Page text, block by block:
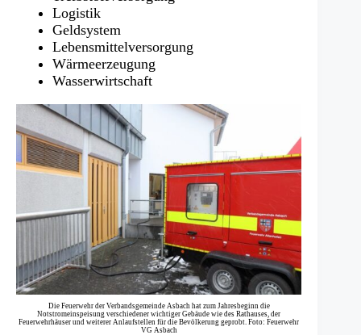
Logistik
Geldsystem
Lebensmittelversorgung
Wärmeerzeugung
Wasserwirtschaft
Die Feuerwehr der Verbandsgemeinde Asbach hat zum Jahresbeginn die
Notstromeinspeisung verschiedener wichtiger Gebäude wie des Rathauses, der
Feuerwehrhäuser und weiterer Anlaufstellen für die Bevölkerung geprobt. Foto: Feuerwehr
VG Asbach